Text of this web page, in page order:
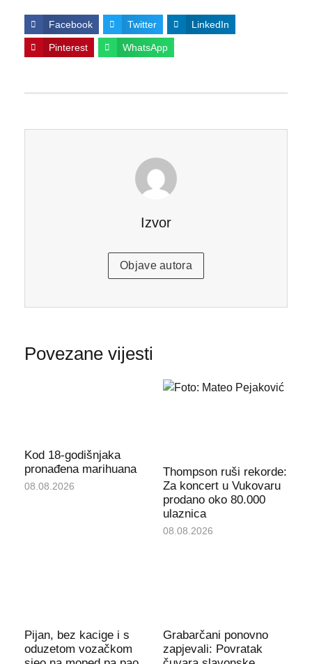
Facebook Twitter LinkedIn
Pinterest WhatsApp
Izvor
Objave autora
Povezane vijesti
Kod 18-godišnjaka
pronađena marihuana
08.08.2026
Thompson ruši rekorde:
Za koncert u Vukovaru
prodano oko 80.000
ulaznica
08.08.2026
Pijan, bez kacige i s
oduzetom vozačkom
Grabarčani ponovno
zapjevali: Povratak